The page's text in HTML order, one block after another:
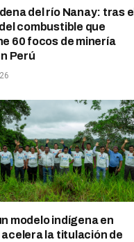
del río Nanay: tras el
combustible que
60 focos de minería
Perú
modelo indígena en
la titulación de